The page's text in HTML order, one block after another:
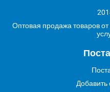
Оптовая продажа товаров
Добавить